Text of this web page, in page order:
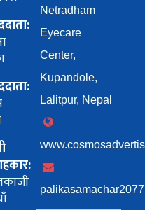
Netradham
Eyecare
Center,
Kupandole,
Lalitpur, Nepal